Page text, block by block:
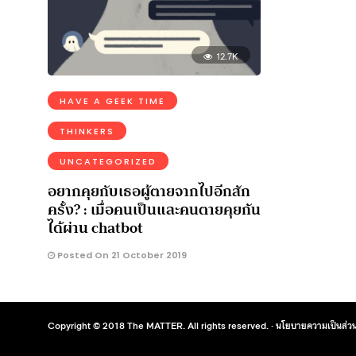
12.7K
HAVE A GEEK TIME
THINKERS
UNCATEGORIZED
อยากคุยกับเธอผู้ตายจากไปอีกสัก
ครั้ง? : เมื่อคนเป็นและคนตายคุยกัน
ได้ผ่าน chatbot
Posted On 21 October 2019
Copyright © 2018 The MATTER. All rights reserved. ·นโยบายความเป็นส่ว